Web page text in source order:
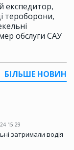
експедитор,
тероборони,
обслуги САУ
БІЛЬШЕ НОВИН
15:29
затримали водія